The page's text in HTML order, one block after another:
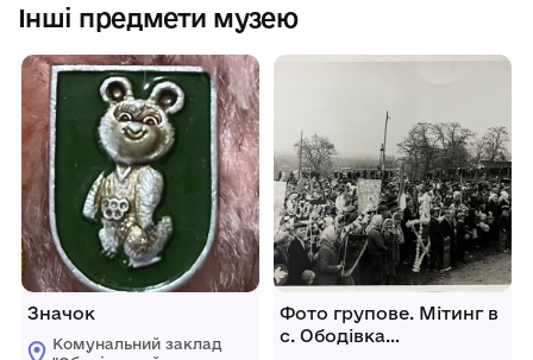
Інші предмети музею
Значок
Комунальний заклад
Фото групове. Мітинг в
с. Ободівка